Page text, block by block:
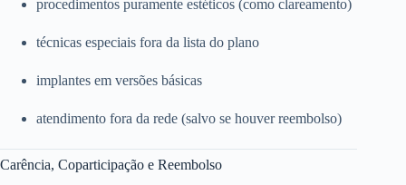
procedimentos puramente estéticos (como clareamento)
técnicas especiais fora da lista do plano
implantes em versões básicas
atendimento fora da rede (salvo se houver reembolso)
Carência, Coparticipação e Reembolso